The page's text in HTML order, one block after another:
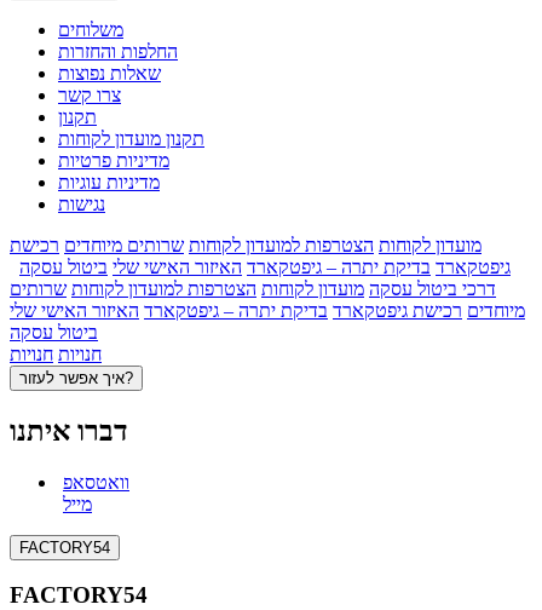
משלוחים
החלפות והחזרות
שאלות נפוצות
צרו קשר
תקנון
תקנון מועדון לקוחות
מדיניות פרטיות
מדיניות עוגיות
נגישות
מועדון לקוחות הצטרפות למועדון לקוחות שרותים מיוחדים רכישת
גיפטקארד בדיקת יתרה – גיפטקארד האיזור האישי שלי ביטול עסקה
דרכי ביטול עסקה מועדון לקוחות הצטרפות למועדון לקוחות שרותים
מיוחדים רכישת גיפטקארד בדיקת יתרה – גיפטקארד האיזור האישי שלי
ביטול עסקה
חנויות חנויות
איך אפשר לעזור?
דברו איתנו
וואטסאפ
מייל
FACTORY54
FACTORY54